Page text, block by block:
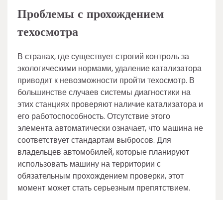
Проблемы с прохождением
техосмотра
В странах, где существует строгий контроль за
экологическими нормами, удаление катализатора
приводит к невозможности пройти техосмотр. В
большинстве случаев системы диагностики на
этих станциях проверяют наличие катализатора и
его работоспособность. Отсутствие этого
элемента автоматически означает, что машина не
соответствует стандартам выбросов. Для
владельцев автомобилей, которые планируют
использовать машину на территории с
обязательным прохождением проверки, этот
момент может стать серьезным препятствием.